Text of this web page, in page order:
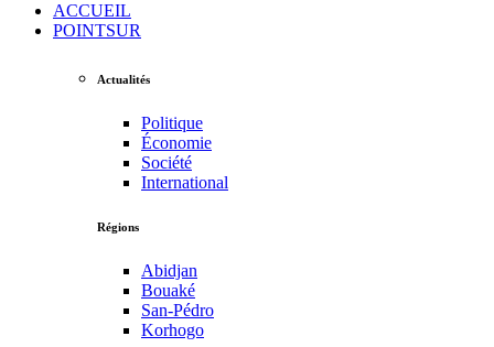
ACCUEIL
POINTSUR
Actualités
Politique
Économie
Société
International
Régions
Abidjan
Bouaké
San-Pédro
Korhogo